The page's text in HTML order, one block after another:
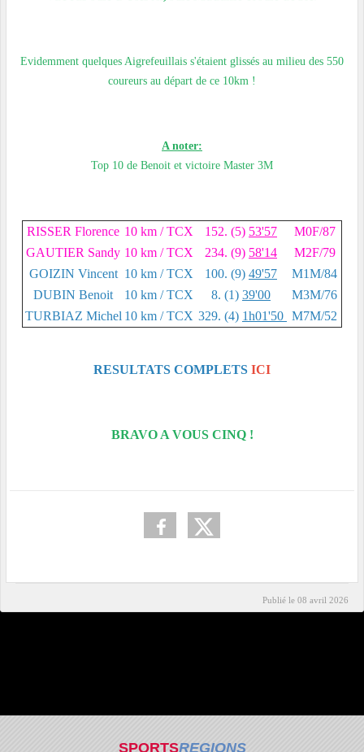
Evidemment quelques Aigrefeuillais s'étaient glissés au milieu des 550
coureurs au départ de ce 10km !
A noter:
Top 10 de Benoit et victoire Master 3M
RISSER Florence 10 km / TCX 152. (5) 53'57
M0F/87
GAUTIER Sandy 10 km / TCX 234. (9) 58'14
M2F/79
GOIZIN Vincent 10 km / TCX 100. (9) 49'57
M1M/84
DUBIN Benoit
10 km / TCX 8. (1) 39'00
M3M/76
TURBIAZ Michel 10 km / TCX 329. (4) 1h01'50 M7M/52
RESULTATS COMPLETS ICI
BRAVO A VOUS CINQ !
Publié le 08 avril 2026
SPORTSREGIONS